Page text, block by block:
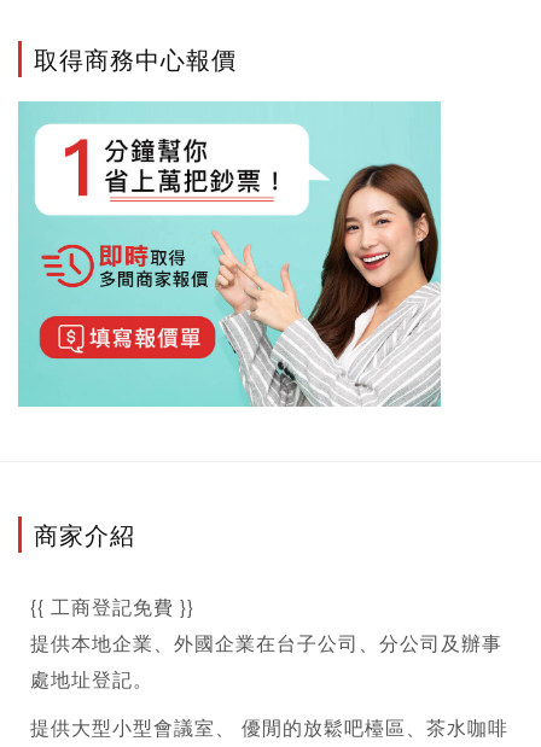
取得商務中心報價
商家介紹
{{ 工商登記免費 }}
提供本地企業、外國企業在台子公司、分公司及辦事
處地址登記。
提供大型小型會議室、 優閒的放鬆吧檯區、茶水咖啡